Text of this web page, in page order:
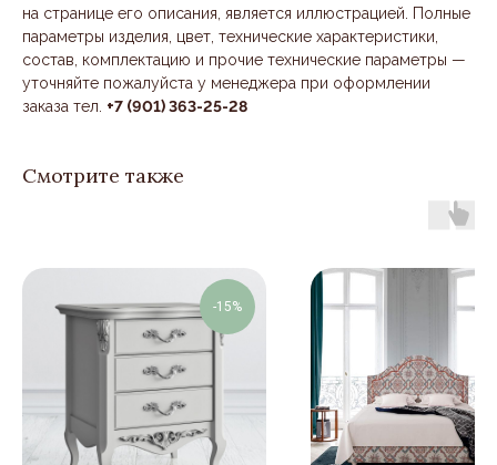
на странице его описания, является иллюстрацией. Полные
параметры изделия, цвет, технические характеристики,
состав, комплектацию и прочие технические параметры —
уточняйте пожалуйста у менеджера при оформлении
заказа тел. +7 (901) 363-25-28
Смотрите также
-15%